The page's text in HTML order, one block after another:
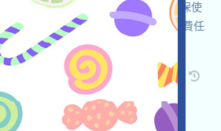
項目，請自行儘調，自負並確保使
开活动页面，链接钱包，完成各项免費任
得更多！
Twitter ETH/ERC/EVM
邀请
05/15
度: ★★☆ 2.9 查阅详情